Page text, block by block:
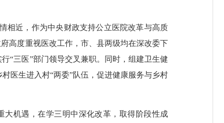
近，作为中央财政支持公立医院改革与高质
高度重视医改工作，市、县两级均在深改委下
“三医”部门领导交叉兼职。同时，组建卫生健
医生进入村“两委”队伍，促进健康服务与乡村
机遇，在学三明中深化改革，取得阶段性成